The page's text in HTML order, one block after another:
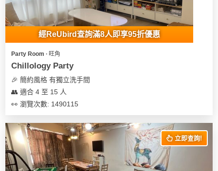
經ReUbird查詢滿8人即享95折優惠
Party Room ∙ 旺角
Chillology Party
🎉 簡約風格 有獨立洗手間
👥 適合 4 至 15 人
👀 瀏覽次數: 1490115
立即查詢!